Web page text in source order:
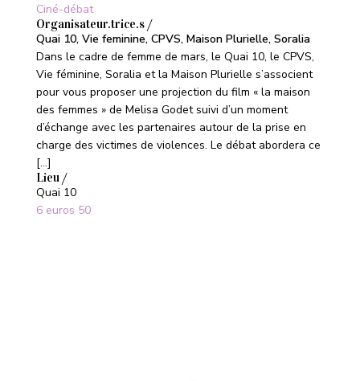
Ciné-débat
Organisateur.trice.s /
Quai 10, Vie feminine, CPVS, Maison Plurielle, Soralia
Dans le cadre de femme de mars, le Quai 10, le CPVS,
Vie féminine, Soralia et la Maison Plurielle s’associent
pour vous proposer une projection du film « la maison
des femmes » de Melisa Godet suivi d’un moment
d’échange avec les partenaires autour de la prise en
charge des victimes de violences. Le débat abordera ce
[…]
Lieu /
Quai 10
6 euros 50